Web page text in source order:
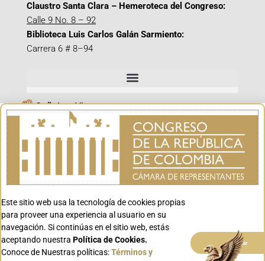
Claustro Santa Clara – Hemeroteca del Congreso:
Calle 9 No. 8 – 92
Biblioteca Luis Carlos Galán Sarmiento:
Carrera 6 # 8–94
Señal en Vivo
Facebook_@CamaraColombia
Instagram_@CamaraColombia
X_@CamaraColombia
Youtube_@CamaraColombia
Tiktok_@CamaraColombia
Youtube_@CanalCongreso
Este sitio web usa la tecnología de cookies propias
para proveer una experiencia al usuario en su
navegación. Si continúas en el sitio web, estás
aceptando nuestra Política de Cookies.
Conoce de Nuestras políticas:Términos y
Aceptar